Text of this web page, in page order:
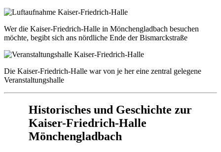
Wer die Kaiser-Friedrich-Halle in Mönchengladbach besuchen
möchte, begibt sich ans nördliche Ende der Bismarckstraße
Die Kaiser-Friedrich-Halle war von je her eine zentral gelegene
Veranstaltungshalle
Historisches und Geschichte zur
Kaiser-Friedrich-Halle
Mönchengladbach